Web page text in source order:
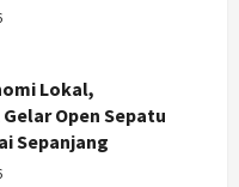
Lokal,
Open Sepatu
Sepanjang